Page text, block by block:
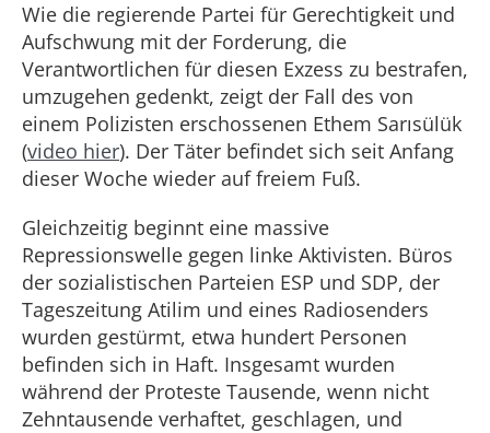
Wie die regierende Partei für Gerechtigkeit und
Aufschwung mit der Forderung, die
Verantwortlichen für diesen Exzess zu bestrafen,
umzugehen gedenkt, zeigt der Fall des von
einem Polizisten erschossenen Ethem Sarısülük
(video hier). Der Täter befindet sich seit Anfang
dieser Woche wieder auf freiem Fuß.
Gleichzeitig beginnt eine massive
Repressionswelle gegen linke Aktivisten. Büros
der sozialistischen Parteien ESP und SDP, der
Tageszeitung Atilim und eines Radiosenders
wurden gestürmt, etwa hundert Personen
befinden sich in Haft. Insgesamt wurden
während der Proteste Tausende, wenn nicht
Zehntausende verhaftet, geschlagen, und